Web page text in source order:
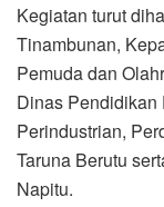
Kegiatan turut
Tinambunan,
Pemuda dan
Dinas Pendidikan
Perindustrian,
Taruna Berutu
Napitu.